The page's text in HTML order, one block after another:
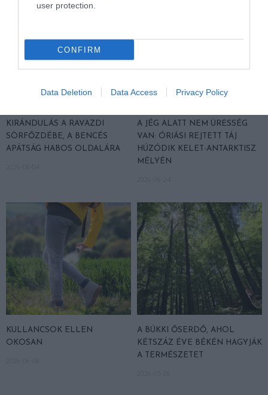
user protection.
CONFIRM
Data Deletion Data Access Privacy Policy
KIRÁNDULÁS A RAVAZDI
SÖRFŐZDÉBE, A BENCÉS
APÁTSÁG HABOS OLDALÁRA
A JÉG ALATT NEM ÜRESSÉG
VAN: ÓRIÁSI REJTETT TÁJ
HÚZÓDIK KELET-ANTARKTISZ
MÉLYÉN
KULLANCSOK ELLEN
OKOSAN
A BÜKKI ŐSERDŐ, AHOL
KÉTSZÁZ ÉVE BÉKÉN HAGYJÁK
A TERMÉSZETET